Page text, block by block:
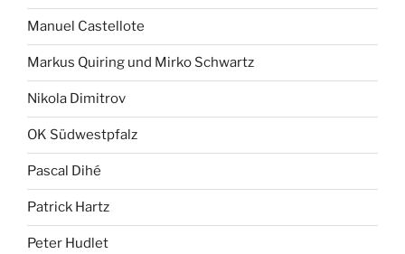
Manuel Castellote
Markus Quiring und Mirko Schwartz
Nikola Dimitrov
OK Südwestpfalz
Pascal Dihé
Patrick Hartz
Peter Hudlet